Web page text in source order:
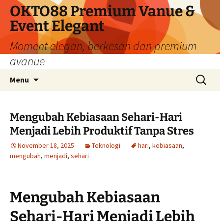
Skip
content
OKTO88 Premium Vanue &
Event Elegant
Moment elegan, berkesan dan premium
avanue
Menu
Search
for:
Mengubah Kebiasaan Sehari-Hari
Menjadi Lebih Produktif Tanpa Stres
November 18, 2025 Teknologi hari, kebiasaan,
mengubah, menjadi, sehari
Mengubah Kebiasaan
Sehari-Hari Menjadi Lebih